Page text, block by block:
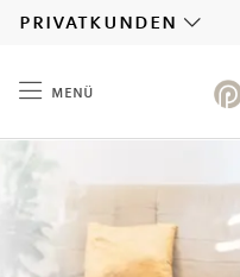
privatkunden
menü